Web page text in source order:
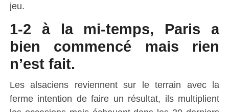
jeu.
1-2 à la mi-temps, Paris a
bien commencé mais rien
n’est fait.
Les alsaciens reviennent sur le terrain avec la
ferme intention de faire un résultat, ils multiplient